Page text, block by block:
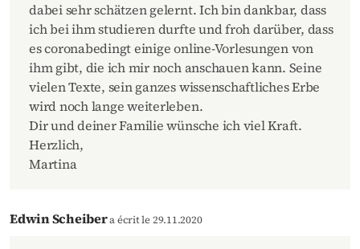
dabei sehr schätzen gelernt. Ich bin dankbar, dass
ich bei ihm studieren durfte und froh darüber, dass
es coronabedingt einige online-Vorlesungen von
ihm gibt, die ich mir noch anschauen kann. Seine
vielen Texte, sein ganzes wissenschaftliches Erbe
wird noch lange weiterleben.
Dir und deiner Familie wünsche ich viel Kraft.
Herzlich,
Martina
Edwin Scheibera écrit le 29.11.2020